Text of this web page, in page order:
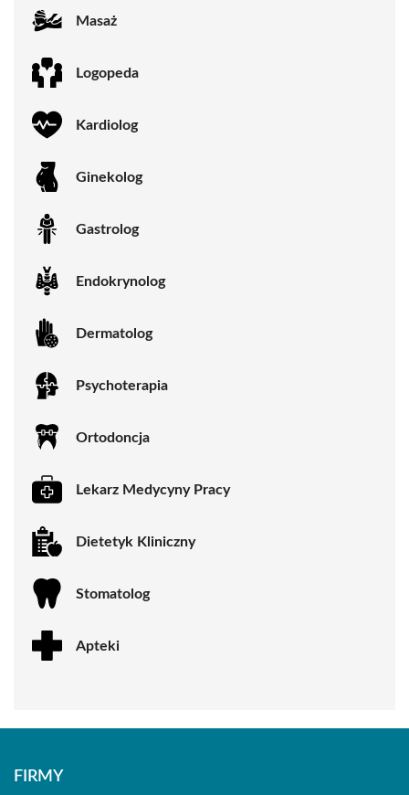
Masaż
Logopeda
Kardiolog
Ginekolog
Gastrolog
Endokrynolog
Dermatolog
Psychoterapia
Ortodoncja
Lekarz Medycyny Pracy
Dietetyk Kliniczny
Stomatolog
Apteki
FIRMY